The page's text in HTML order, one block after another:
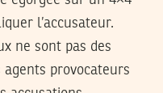
l’accusateur.
ne sont pas des
agents provocateurs